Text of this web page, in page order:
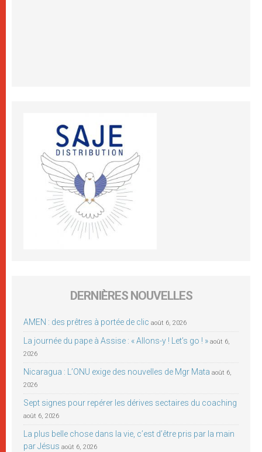
DERNIÈRES NOUVELLES
AMEN : des prêtres à portée de clic août 6, 2026
La journée du pape à Assise : « Allons-y ! Let’s go ! » août 6,
2026
Nicaragua : L’ONU exige des nouvelles de Mgr Mata août 6,
2026
Sept signes pour repérer les dérives sectaires du coaching
août 6, 2026
La plus belle chose dans la vie, c’est d’être pris par la main
par Jésus août 6, 2026